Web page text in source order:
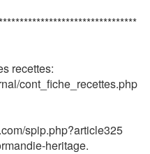
recettes:
cont_fiche_recettes.php
spip.php?article325
heritage.